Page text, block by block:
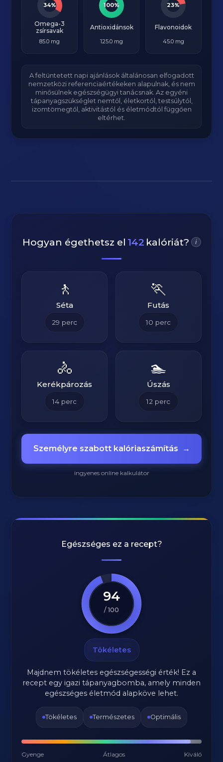
34%
Omega-3
zsírsavak
85.0 mg
100%
Antioxidánsok
125.0 mg
23%
Flavonoidok
45.0 mg
A feltüntetett napi ajánlások általánosan elfogadott
nemzetközi referenciaértékeken alapulnak, és nem
minősülnek egészségügyi tanácsnak. Az egyéni
tápanyagszükséglet nemtől, életkortól, testsúlytól,
izomtömegtől, aktivitástól és életmódtól függően
eltérhet.
Hogyan égethetsz el 142 kalóriát? i
🚶
Séta
29 perc
🏃
Futás
10 perc
🚴
Kerékpározás
14 perc
🏊
Úszás
12 perc
Személyre szabott kalóriaszámítás →
ingyenes online kalkulátor
Egészséges ez a recept?
94
/ 100
Tökéletes
Majdnem tökéletes egészségességi érték! Ez a
recept egy igazi tápanyagbomba, amely minden
egészséges életmód alapköve lehet.
Tökéletes Természetes Optimális
Gyenge Átlagos Kiváló